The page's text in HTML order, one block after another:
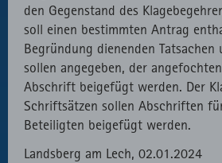
den Gegenstand des
soll einen bestimmten Antrag
Begründung dienenden Tatsachen
sollen angegeben, der
Abschrift beigefügt werden. Der
Schriftsätzen sollen Abschriften
Beteiligten beigefügt werden.
Landsberg am Lech, 02.01.2024